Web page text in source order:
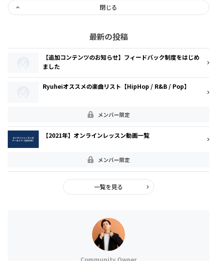
閉じる
最新の投稿
【追加コンテンツのお知らせ】フィードバック制度をはじめ
ました
Ryuheiオススメの楽曲リスト【HipHop / R&B / Pop】
メンバー限定
【2021年】オンラインレッスン動画一覧
メンバー限定
一覧を見る